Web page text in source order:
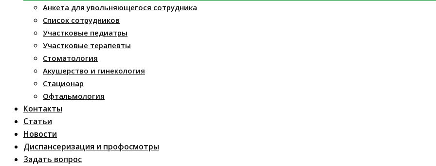
Анкета для увольняющегося сотрудника
Список сотрудников
Участковые педиатры
Участковые терапевты
Стоматология
Акушерство и гинекология
Стационар
Офтальмология
Контакты
Статьи
Новости
Диспансеризация и профосмотры
Задать вопрос